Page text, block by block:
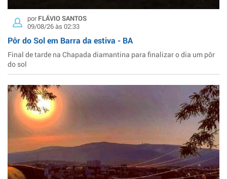
porFLÁVIO SANTOS
09/08/26 às 02:33
Pôr do Sol em Barra da estiva - BA
Final de tarde na Chapada diamantina para finalizar o dia um pôr
do sol